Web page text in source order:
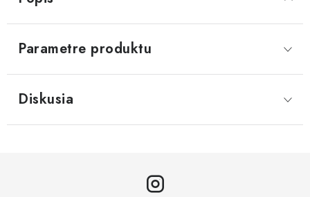
Parametre produktu
Diskusia